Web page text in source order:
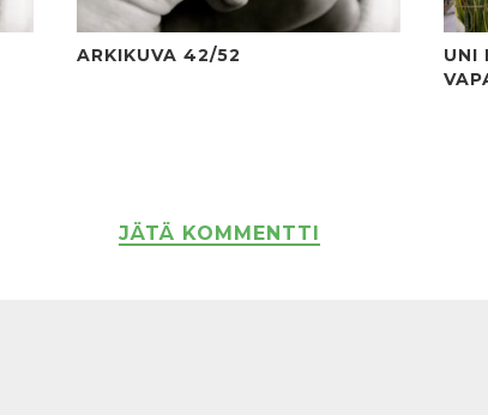
ARKIKUVA 42/52
UNI
JÄTÄ KOMMENTTI